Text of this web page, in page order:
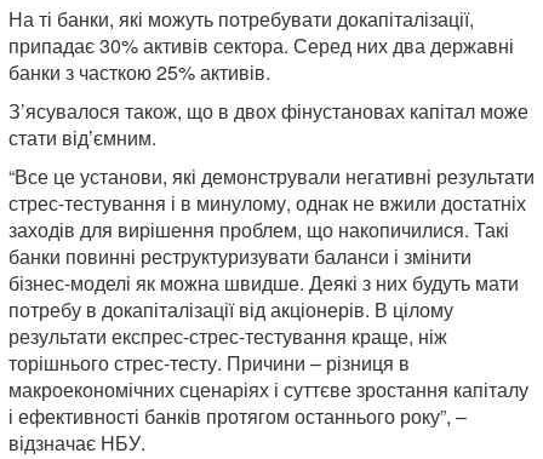
На ті банки, які можуть потребувати докапіталізації,
припадає 30% активів сектора. Серед них два державні
банки з часткою 25% активів.
З’ясувалося також, що в двох фінустановах капітал може
стати від’ємним.
“Все це установи, які демонстрували негативні результати
стрес-тестування і в минулому, однак не вжили достатніх
заходів для вирішення проблем, що накопичилися. Такі
банки повинні реструктуризувати баланси і змінити
бізнес-моделі як можна швидше. Деякі з них будуть мати
потребу в докапіталізації від акціонерів. В цілому
результати експрес-стрес-тестування краще, ніж
торішнього стрес-тесту. Причини – різниця в
макроекономічних сценаріях і суттєве зростання капіталу
і ефективності банків протягом останнього року”, –
відзначає НБУ.